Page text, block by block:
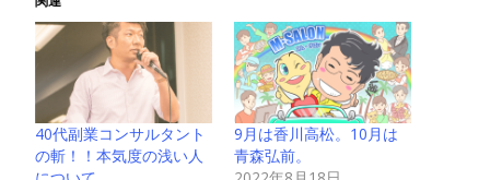
40代副業コンサルタント
の斬！！本気度の浅い人
9月は香川高松。10月は
青森弘前。